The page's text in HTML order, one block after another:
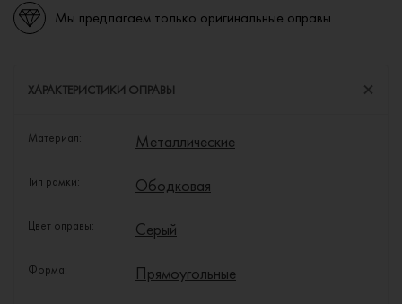
Мы предлагаем только оригинальные оправы
ХАРАКТЕРИСТИКИ ОПРАВЫ
Материал: Металлические
Тип рамки: Ободковая
Цвет оправы: Серый
Форма: Прямоугольные